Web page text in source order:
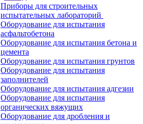
Приборы для строительных
испытательных лабораторий
Оборудование для испытания
асфальтобетона
Оборудование для испытания бетона и
цемента
Оборудование для испытания грунтов
Оборудование для испытания
заполнителей
Оборудование для испытания адгезии
Оборудование для испытания
органических вяжущих
Оборудование для дробления и